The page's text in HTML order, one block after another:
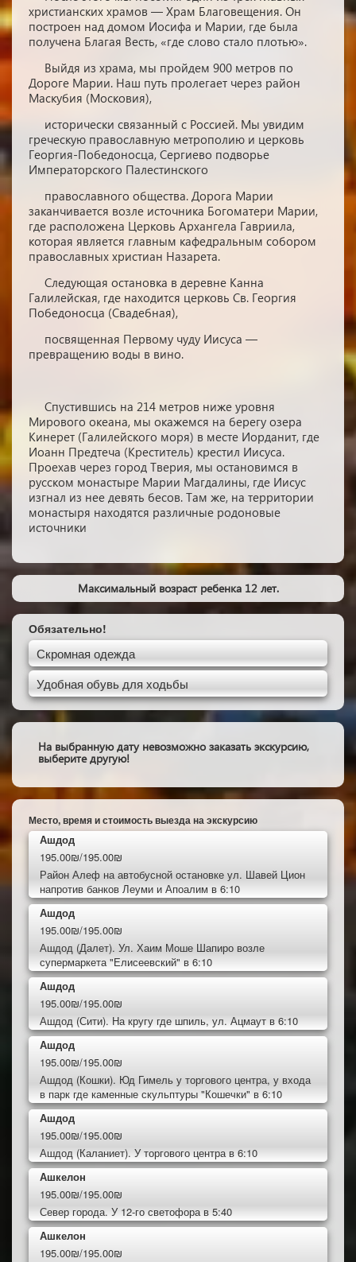
христианских храмов — Храм Благовещения. Он
построен над домом Иосифа и Марии, где была
получена Благая Весть, «где слово стало плотью».
Выйдя из храма, мы пройдем 900 метров по
Дороге Марии. Наш путь пролегает через район
Маскубия (Московия),
исторически связанный с Россией. Мы увидим
греческую православную метрополию и церковь
Георгия-Победоносца, Сергиево подворье
Императорского Палестинского
православного общества. Дорога Марии
заканчивается возле источника Богоматери Марии,
где расположена Церковь Архангела Гавриила,
которая является главным кафедральным собором
православных христиан Назарета.
Следующая остановка в деревне Канна
Галилейская, где находится церковь Св. Георгия
Победоносца (Свадебная),
посвященная Первому чуду Иисуса —
превращению воды в вино.
Спустившись на 214 метров ниже уровня
Мирового океана, мы окажемся на берегу озера
Кинерет (Галилейского моря) в месте Иорданит, где
Иоанн Предтеча (Креститель) крестил Иисуса.
Проехав через город Тверия, мы остановимся в
русском монастыре Марии Магдалины, где Иисус
изгнал из нее девять бесов. Там же, на территории
монастыря находятся различные родоновые
источники
Максимальный возраст ребенка 12 лет.
Обязательно!
Скромная одежда
Удобная обувь для ходьбы
На выбранную дату невозможно заказать экскурсию,
выберите другую!
Место, время и стоимость выезда на экскурсию
Ашдод
195.00₪/195.00₪
Район Алеф на автобусной остановке ул. Шавей Цион
напротив банков Леуми и Апоалим в 6:10
Ашдод
195.00₪/195.00₪
Ашдод (Далет). Ул. Хаим Моше Шапиро возле
супермаркета "Елисеевский" в 6:10
Ашдод
195.00₪/195.00₪
Ашдод (Сити). На кругу где шпиль, ул. Ацмаут в 6:10
Ашдод
195.00₪/195.00₪
Ашдод (Кошки). Юд Гимель у торгового центра, у входа
в парк где каменные скульптуры "Кошечки" в 6:10
Ашдод
195.00₪/195.00₪
Ашдод (Каланиет). У торгового центра в 6:10
Ашкелон
195.00₪/195.00₪
Север города. У 12-го светофора в 5:40
Ашкелон
195.00₪/195.00₪